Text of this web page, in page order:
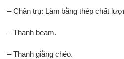
– Chân trụ: Làm bằng thép chất
– Thanh beam.
– Thanh giằng chéo.